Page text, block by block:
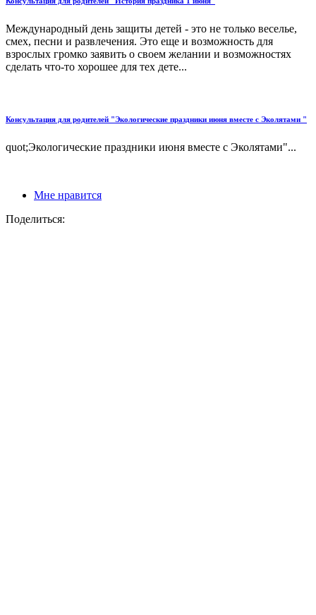
Международный день защиты детей - это не только веселье,
смех, песни и развлечения. Это еще и возможность для
взрослых громко заявить о своем желании и возможностях
сделать что-то хорошее для тех дете...
Консультация для родителей "Экологические праздники июня вместе с Эколятами "
quot;Экологические праздники июня вместе с Эколятами"...
Мне нравится
Поделиться: